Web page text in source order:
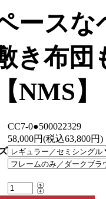
ースな
き布団
NMS
CC7-0●500022329
58,000円(税込63,800円)